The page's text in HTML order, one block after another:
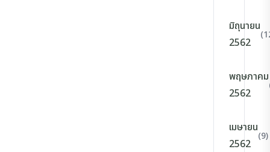
มิถุนายน
2562
พฤษภาคม
2562
เมษายน
2562
(9)